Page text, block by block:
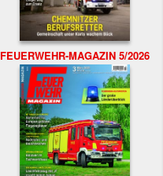
FEUERWEHR-MAGAZIN 5/2026